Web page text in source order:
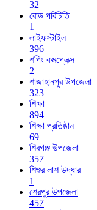
32
রোড পরিচিতি
1
লাইফস্টাইল
396
শপিং কমপ্লেক্স
2
শাজাহানপুর উপজেলা
323
শিক্ষা
894
শিক্ষা প্রতিষ্ঠান
69
শিবগঞ্জ উপজেলা
357
শিশুর লাশ উদ্ধার
1
শেরপুর উপজেলা
457